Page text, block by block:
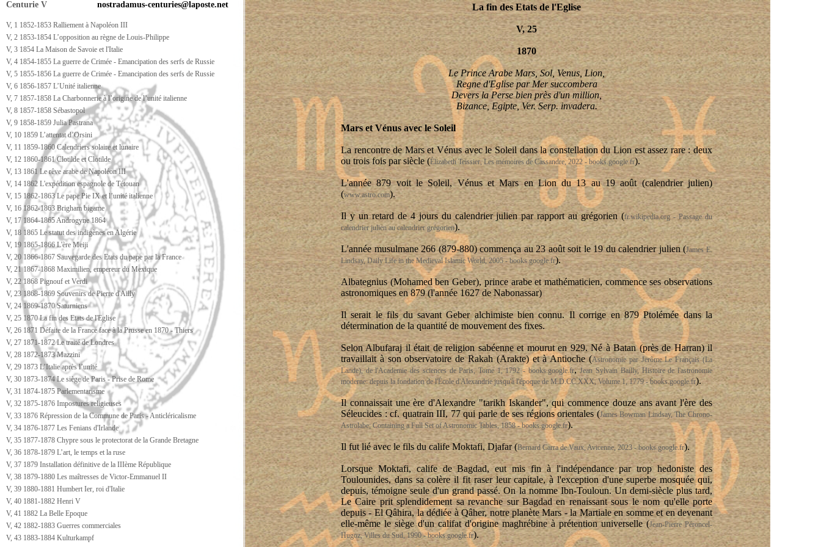
Centurie V
V, 1 1852-1853 Ralliement à Napoléon III
V, 2 1853-1854 L’opposition au règne de Louis-Philippe
V, 3 1854 La Maison de Savoie et l'Italie
V, 4 1854-1855 La guerre de Crimée - Emancipation des serfs de Russie
V, 5 1855-1856 La guerre de Crimée - Emancipation des serfs de Russie
V, 6 1856-1857 L’Unité italienne
V, 7 1857-1858 La Charbonnerie à l’origine de l’unité italienne
V, 8 1857-1858 Sébastopol
V, 9 1858-1859 Julia Pastrana
V, 10 1859 L’attentat d’Orsini
V, 11 1859-1860 Calendriers solaire et lunaire
V, 12 1860-1861 Clotilde et Clotilde
V, 13 1861 Le rêve arabe de Napoléon III
V, 14 1862 L'expédition espagnole de Tétouan
V, 15 1862-1863 Le pape Pie IX et l’unité italienne
V, 16 1862-1863 Brigham bigame
V, 17 1864-1865 Androgyne 1864
V, 18 1865 Le statut des indigènes en Algérie
V, 19 1865-1866 L'ère Meiji
V, 20 1866-1867 Sauvegarde des Etats du pape par la France
V, 21 1867-1868 Maximilien, empereur du Mexique
V, 22 1868 Pignouf et Verdi
V, 23 1868-1869 Souvenirs de Pierre d'Ailly
V, 24 1869-1870 Saturniens
V, 25 1870 La fin des Etats de l'Eglise
V, 26 1871 Défaite de la France face à la Prusse en 1870 - Thiers
V, 27 1871-1872 Le traité de Londres
V, 28 1872-1873 Mazzini
V, 29 1873 L’Italie après l’unité
V, 30 1873-1874 Le siège de Paris - Prise de Rome
V, 31 1874-1875 Parlementarisme
V, 32 1875-1876 Impostures religieuses
V, 33 1876 Répression de la Commune de Paris - Anticléricalisme
V, 34 1876-1877 Les Fenians d'Irlande
V, 35 1877-1878 Chypre sous le protectorat de la Grande Bretagne
V, 36 1878-1879 L’art, le temps et la ruse
V, 37 1879 Installation définitive de la IIIème République
V, 38 1879-1880 Les maîtresses de Victor-Emmanuel II
V, 39 1880-1881 Humbert Ier, roi d'Italie
V, 40 1881-1882 Henri V
V, 41 1882 La Belle Epoque
V, 42 1882-1883 Guerres commerciales
V, 43 1883-1884 Kulturkampf
La fin des Etats de l'Eglise
V, 25
1870
Le Prince Arabe Mars, Sol, Venus, Lion,
Regned'Eglise par Mer succombera
Devers la Perse bien près d'un million,
Bizance,Egipte, Ver.Serp.invadera.
Mars et Vénus avec le Soleil
La rencontre de Mars et Vénus avec le Soleil dans la constellation du Lion est assez rare : deux
ou trois fois par siècle (Élizabeth Teissier, Les mémoires de Cassandre, 2022 - books.google.fr).
L'année 879 voit le Soleil, Vénus et Mars en Lion du 13 au 19 août (calendrier julien)
(www.astro.com).
Il y un retard de 4 jours du calendrier julien par rapport au grégorien (fr.wikipedia.org - Passage du
calendrier julien au calendrier grégorien).
L'année musulmane 266 (879-880) commença au 23 août soit le 19 du calendrier julien (James E.
Lindsay, Daily Life in the Medieval Islamic World, 2005 - books.google.fr).
Albategnius (Mohamed ben Geber), prince arabe et mathématicien, commence ses observations
astronomiques en 879 (l'année 1627 de Nabonassar)
Il serait le fils du savant Geber alchimiste bien connu. Il corrige en 879 Ptolémée dans la
détermination de la quantité de mouvement des fixes.
Selon Albufaraj il était de religion sabéenne et mourut en 929. Né à Batan (près de Harran) il
travaillait à son observatoire de Rakah (Arakte) et à Antioche (Astronomie par Jerôme Le Français (La
Lande), de l'Academie des sciences de Paris, Tome 1, 1792 - books.google.fr,Jean Sylvain Bailly, Histoire de l'astronomie
moderne: depuis la fondation de l'École d'Alexandrie jusqu'à l'époque de M.D.CC.XXX, Volume 1, 1779 - books.google.fr).
Il connaissait une ère d'Alexandre "tarikh Iskander", qui commence douze ans avant l'ère des
Séleucides : cf. quatrain III, 77 qui parle de ses régions orientales (James Bowman Lindsay, The Chrono-
Astrolabe; Containing a Full Set of Astronomic Tables, 1858 - books.google.fr).
Il fut lié avec le fils du calife Moktafi, Djafar (Bernard Carra de Vaux, Avicenne, 2023 - books.google.fr).
Lorsque Moktafi, calife de Bagdad, eut mis fin à l'indépendance par trop hedoniste des
Toulounides, dans sa colère il fit raser leur capitale, à l'exception d'une superbe mosquée qui,
depuis, témoigne seule d'un grand passé. On la nomme Ibn-Touloun. Un demi-siècle plus tard,
Le Caire prit splendidement sa revanche sur Bagdad en renaissant sous le nom qu'elle porte
depuis - El Qâhira, la dédiée à Qâher, notre planète Mars - la Martiale en somme et en devenant
elle-même le siège d'un califat d'origine maghrébine à prétention universelle (Jean-Pierre Péroncel-
Hugoz, Villes du Sud, 1990 - books.google.fr).
nostradamus-centuries@laposte.net